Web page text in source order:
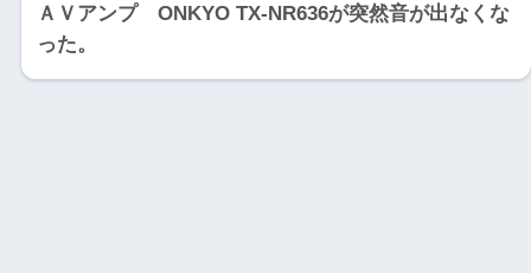
ＡＶアンプ ONKYO TX-NR636が突然音が出なくな
った。